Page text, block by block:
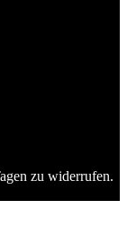
zu widerrufen.